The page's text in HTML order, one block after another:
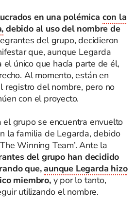
en una polémica con la
debido al uso del nombre de
del grupo, decidieron
que, aunque Legarda
el único que hacía parte de él,
Al momento, están en
registro del nombre, pero no
con el proyecto.
el grupo se encuentra envuelto
la familia de Legarda, debido
Winning Team’. Ante la
del grupo han decidido
que,aunque Legarda hizo
miembro,y por lo tanto,
utilizando el nombre.